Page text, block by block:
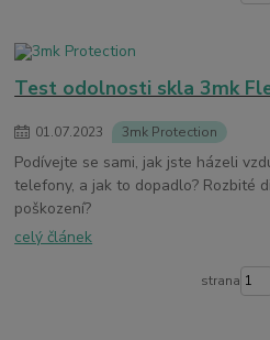
Test odolnosti skla 3mk
01.07.2023 3mk Protection
Podívejte se sami, jak jste házeli
telefony, a jak to dopadlo? Rozbité
poškození?
celý článek
strana